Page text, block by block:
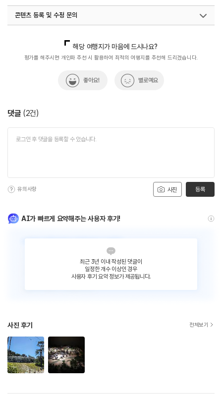
콘텐츠 등록 및 수정 문의
열린관광콘텐츠팀(열린관광-모두의여행)
033-738-3425
해당 여행지가 마음에 드시나요?
평가를 해주시면 개인화 추천 시 활용하여 최적의 여행지를 추천해 드리겠습니다.
좋아요! 별로예요
댓글 (2건)
사진
유의사항 등록
AI가 빠르게 요약해주는 사용자 후기!
최근 3년 이내 작성된 댓글이
일정한 개수 이상인 경우
사용자 후기 요약 정보가 제공됩니다.
사진 후기 전체보기